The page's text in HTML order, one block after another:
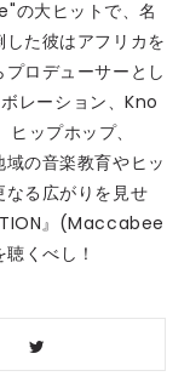
の大ヒットで、名
た彼はアフリカを
ロデューサーとし
レーション、Kno
ップホップ、
の音楽教育やヒッ
る広がりを見せ
』(Maccabee
くべし！